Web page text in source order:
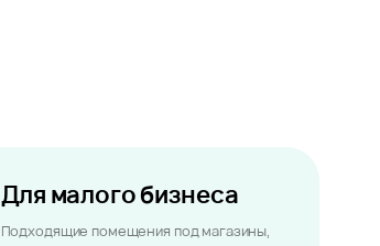
Для малого бизнеса
Подходящие помещения под магазины,